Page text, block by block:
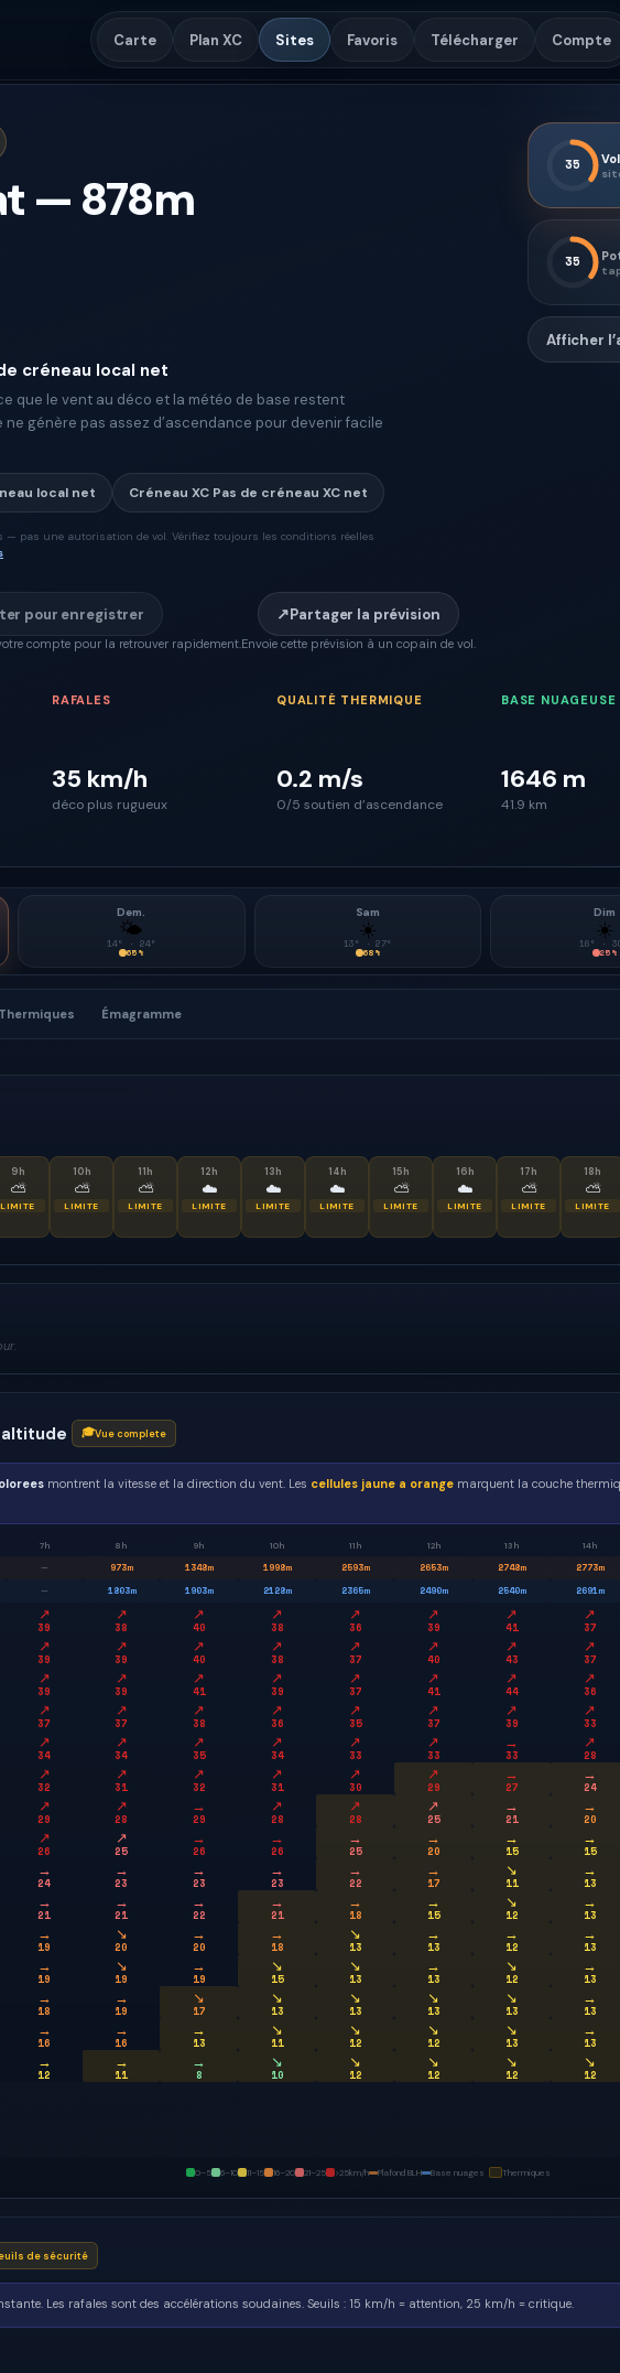
Carte Plan XC Sites Favoris Télécharger Compte
— 878m
créneau local net
que le vent au déco et la météo de base restent
ne génère pas assez d’ascendance pour devenir facile
local net Créneau XC Pas de créneau XC net
— pas une autorisation de vol. Vérifiez toujours les conditions réelles
pour enregistrer
compte pour la retrouver rapidement.
↗Partager la prévision
Envoie cette prévision à un copain de vol.
35
35
Afficher
RAFALES
35 km/h
déco plus rugueux
QUALITÉ THERMIQUE
0.2 m/s
0/5 soutien d’ascendance
BASE NUAGEUSE
1646 m
41.9 km
Dem.
🌤
14° · 24°
65%
Sam
☀️
13° ·27°
68%
Dim
☀️
16° ·
25%
Thermiques Émagramme
9h
⛅
LIMITE
10h
⛅
LIMITE
11h
⛅
LIMITE
12h
☁️
LIMITE
13h
☁️
LIMITE
14h
☁️
LIMITE
15h
⛅
LIMITE
16h
☁️
LIMITE
17h
⛅
LIMITE
18h
⛅
LIMITE
🎓Vue complete
montrent la vitesse et la direction du vent. Les cellules jaune a orange marquent la couche
7h 8h 9h 10h 11h 12h 13h 14h
— 973m 1348m 1998m 2593m 2653m 2748m 2773m
— 1803m 1903m 2128m 2365m 2490m 2540m 2691m
↗
39
↗
38
↗
40
↗
38
↗
36
↗
39
↗
41
↗
37
↗
39
↗
39
↗
40
↗
38
↗
37
↗
40
↗
43
↗
37
↗
39
↗
39
↗
41
↗
39
↗
37
↗
41
↗
44
↗
36
↗
37
↗
37
↗
38
↗
36
↗
35
↗
37
↗
39
↗
33
↗
34
↗
34
↗
35
↗
34
↗
33
↗
33
→
33
↗
28
↗
32
↗
31
↗
32
↗
31
↗
30
↗
29
→
27
→
24
↗
29
↗
28
→
29
↗
28
↗
28
↗
25
→
21
→
20
↗
26
↗
25
→
26
→
26
→
25
→
20
→
15
→
15
→
24
→
23
→
23
→
23
→
22
→
17
↘
11
→
13
→
21
→
21
→
22
→
21
→
18
→
15
↘
12
→
13
→
19
↘
20
→
20
→
18
↘
13
→
13
→
12
→
13
→
19
↘
19
→
19
↘
15
↘
13
→
13
↘
12
→
13
→
18
→
19
↘
17
↘
13
↘
13
↘
13
↘
13
→
13
→
16
→
16
→
13
↘
11
↘
12
↘
12
↘
13
→
13
→
12
→
11
→
8
↘
10
↘
12
↘
12
↘
12
↘
12
0–5 6–10 11–15 16–20 21–25 >25km/h Plafond BLH Base nuages Thermiques
de sécurité
Les rafales sont des accélérations soudaines. Seuils : 15 km/h = attention, 25 km/h = critique.